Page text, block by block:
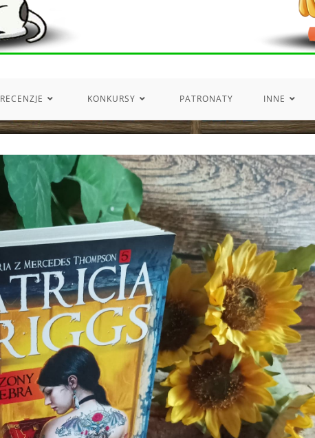
RECENZJE KONKURSY PATRONATY INNE